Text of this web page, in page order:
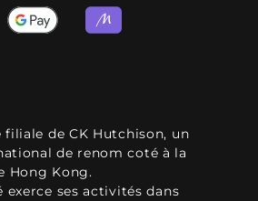
filiale de CK Hutchison, un
de renom coté à la
Hong Kong.
ses activités dans